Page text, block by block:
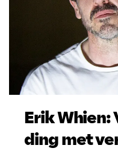
Erik Whien:
ding met